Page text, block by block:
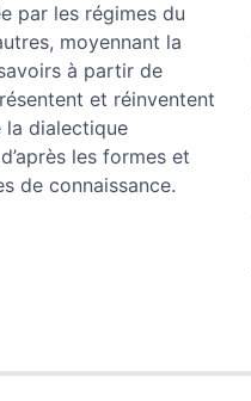
par les régimes du
moyennant la
à partir de
et réinventent
la dialectique
les formes et
de connaissance.